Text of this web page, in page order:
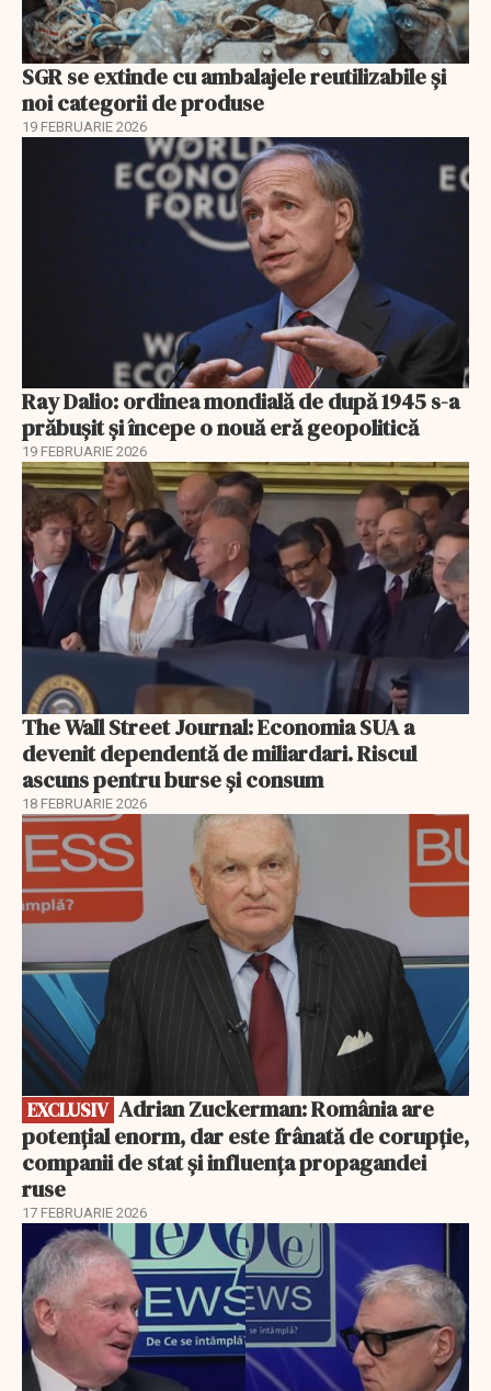
SGR se extinde cu ambalajele reutilizabile și
noi categorii de produse
19 FEBRUARIE 2026
Ray Dalio: ordinea mondială de după 1945 s-a
prăbușit și începe o nouă eră geopolitică
19 FEBRUARIE 2026
The Wall Street Journal: Economia SUA a
devenit dependentă de miliardari. Riscul
ascuns pentru burse și consum
18 FEBRUARIE 2026
EXCLUSIV
EXCLUSIV
potențial enorm, dar este frânată de corupție,
companii de stat și influența propagandei
ruse
17 FEBRUARIE 2026
EXCLUSIV